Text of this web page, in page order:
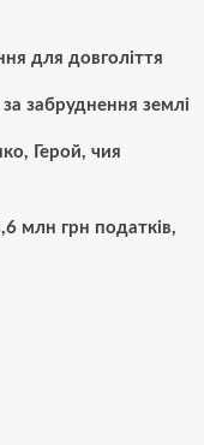
для довголіття
забруднення землі
Герой, чия
млн грн податків,